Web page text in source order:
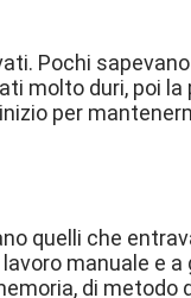
Pochi
molto duri, poi la
per
quelli che
manuale e a
di metodo